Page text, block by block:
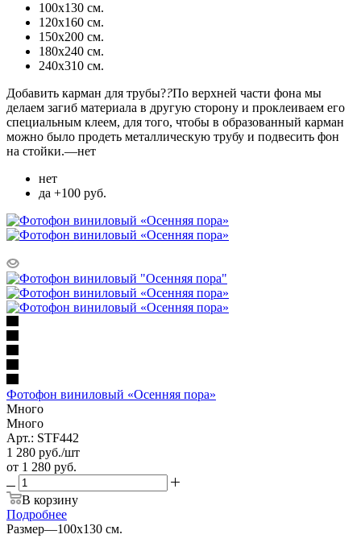
100х130 см.
120х160 см.
150х200 см.
180х240 см.
240х310 см.
Добавить карман для трубы??По верхней части фона мы
делаем загиб материала в другую сторону и проклеиваем его
специальным клеем, для того, чтобы в образованный карман
можно было продеть металлическую трубу и подвесить фон
на стойки.—нет
нет
да +100 руб.
Фотофон виниловый «Осенняя пора»
Много
Много
Арт.: STF442
1 280 руб./шт
от 1 280 руб.
В корзину
Подробнее
Размер—100х130 см.